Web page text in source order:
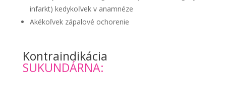
infarkt) kedykoľvek v anamnéze
Akékoľvek zápalové ochorenie
Kontraindikácia
SUKUNDÁRNA: